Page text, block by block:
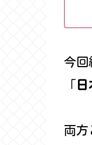
今回
両方